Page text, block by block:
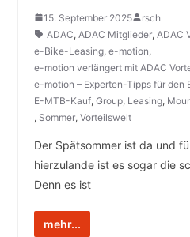
15. September 2025
rsch
ADAC, ADAC Mitglieder, ADAC
e-Bike-Leasing, e-motion,
e-motion verlängert mit ADAC
e-motion – Experten-Tipps für den
E-MTB-Kauf, Group, Leasing,
, Sommer, Vorteilswelt
Der Spätsommer ist da und
hierzulande ist es sogar die
Denn es ist
mehr...